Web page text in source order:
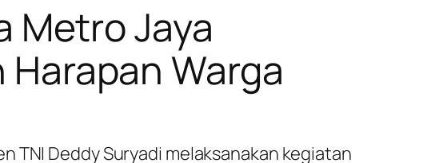
Metro Jaya
Warga
TNI Deddy Suryadi melaksanakan kegiatan